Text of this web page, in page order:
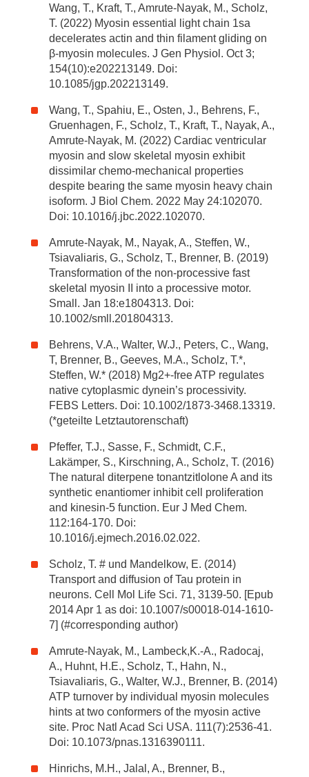
Wang, T., Kraft, T., Amrute-Nayak, M., Scholz,
T. (2022) Myosin essential light chain 1sa
decelerates actin and thin filament gliding on
β-myosin molecules. J Gen Physiol. Oct 3;
154(10):e202213149. Doi:
10.1085/jgp.202213149.
Wang, T., Spahiu, E., Osten, J., Behrens, F.,
Gruenhagen, F., Scholz, T., Kraft, T., Nayak, A.,
Amrute-Nayak, M. (2022) Cardiac ventricular
myosin and slow skeletal myosin exhibit
dissimilar chemo-mechanical properties
despite bearing the same myosin heavy chain
isoform. J Biol Chem. 2022 May 24:102070.
Doi: 10.1016/j.jbc.2022.102070.
Amrute-Nayak, M., Nayak, A., Steffen, W.,
Tsiavaliaris, G., Scholz, T., Brenner, B. (2019)
Transformation of the non-processive fast
skeletal myosin II into a processive motor.
Small. Jan 18:e1804313. Doi:
10.1002/smll.201804313.
Behrens, V.A., Walter, W.J., Peters, C., Wang,
T, Brenner, B., Geeves, M.A., Scholz, T.*,
Steffen, W.* (2018) Mg2+-free ATP regulates
native cytoplasmic dynein’s processivity.
FEBS Letters. Doi: 10.1002/1873-3468.13319.
(*geteilte Letztautorenschaft)
Pfeffer, T.J., Sasse, F., Schmidt, C.F.,
Lakämper, S., Kirschning, A., Scholz, T. (2016)
The natural diterpene tonantzitlolone A and its
synthetic enantiomer inhibit cell proliferation
and kinesin-5 function. Eur J Med Chem.
112:164-170. Doi:
10.1016/j.ejmech.2016.02.022.
Scholz, T. # und Mandelkow, E. (2014)
Transport and diffusion of Tau protein in
neurons. Cell Mol Life Sci. 71, 3139-50. [Epub
2014 Apr 1 as doi: 10.1007/s00018-014-1610-
7] (#corresponding author)
Amrute-Nayak, M., Lambeck,K.-A., Radocaj,
A., Huhnt, H.E., Scholz, T., Hahn, N.,
Tsiavaliaris, G., Walter, W.J., Brenner, B. (2014)
ATP turnover by individual myosin molecules
hints at two conformers of the myosin active
site. Proc Natl Acad Sci USA. 111(7):2536-41.
Doi: 10.1073/pnas.1316390111.
Hinrichs, M.H., Jalal, A., Brenner, B.,